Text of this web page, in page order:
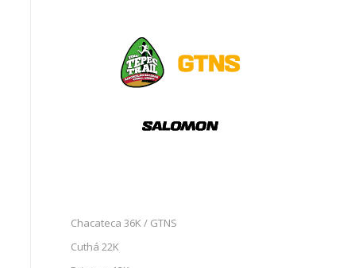
Chacateca 36K / GTNS
Cuthá 22K